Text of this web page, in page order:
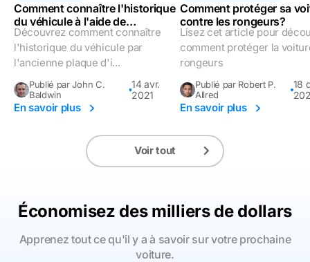
Comment connaître l'historique
du véhicule à l'aide de
l'ancienne plaque
d'immatriculation
Découvrez comment connaître
l'historique du véhicule par
l'ancienne plaque d'i...
Publié par John C.
Baldwin
14 avr.
2021
En savoir plus
Comment protéger sa
contre les rongeurs?
Lisez cet article pour
comment protéger la
rongeurs
Publié par Robert P.
Allred
18
En savoir plus
Voir tout
Économisez des milliers de dollars
Apprenez tout ce qu'il y a à savoir sur votre prochaine
voiture.